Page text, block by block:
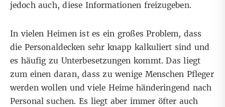
jedoch auch, diese Informationen freizugeben.
In vielen Heimen ist es ein großes Problem, dass
die Personaldecken sehr knapp kalkuliert sind und
es häufig zu Unterbesetzungen kommt. Das liegt
zum einen daran, dass zu wenige Menschen Pfleger
werden wollen und viele Heime händeringend nach
Personal suchen. Es liegt aber immer öfter auch